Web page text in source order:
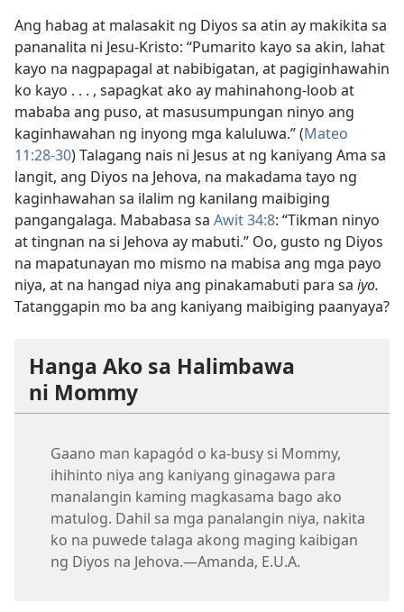
Ang habag at malasakit ng Diyos sa atin ay makikita sa
pananalita ni Jesu-Kristo: “Pumarito kayo sa akin, lahat
kayo na nagpapagal at nabibigatan, at pagiginhawahin
ko kayo . . . , sapagkat ako ay mahinahong-loob at
mababa ang puso, at masusumpungan ninyo ang
kaginhawahan ng inyong mga kaluluwa.” (Mateo
11:28-30) Talagang nais ni Jesus at ng kaniyang Ama sa
langit, ang Diyos na Jehova, na makadama tayo ng
kaginhawahan sa ilalim ng kanilang maibiging
pangangalaga. Mababasa sa Awit 34:8: “Tikman ninyo
at tingnan na si Jehova ay mabuti.” Oo, gusto ng Diyos
na mapatunayan mo mismo na mabisa ang mga payo
niya, at na hangad niya ang pinakamabuti para sa iyo.
Tatanggapin mo ba ang kaniyang maibiging paanyaya?
Hanga Ako sa Halimbawa
ni Mommy
Gaano man kapagód o ka-busy si Mommy,
ihihinto niya ang kaniyang ginagawa para
manalangin kaming magkasama bago ako
matulog. Dahil sa mga panalangin niya, nakita
ko na puwede talaga akong maging kaibigan
ng Diyos na Jehova.—Amanda, E.U.A.